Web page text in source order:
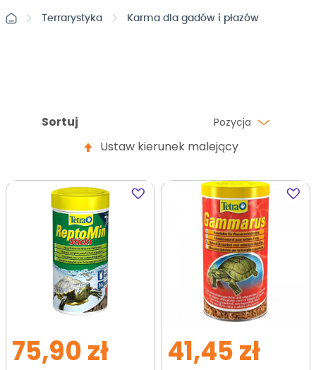
Terrarystyka Karma dla gadów i płazów
Sortuj Pozycja
Ustaw kierunek malejący
Dodaj
do
75,90 zł
Dodaj
do
41,45 zł